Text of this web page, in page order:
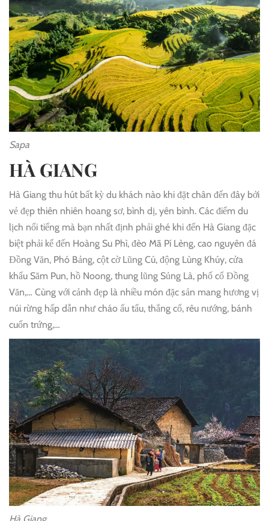
Sapa
HÀ GIANG
Hà Giang thu hút bất kỳ du khách nào khi đặt chân đến đây bởi
vẻ đẹp thiên nhiên hoang sơ, bình dị, yên bình. Các điểm du
lịch nổi tiếng mà bạn nhất định phải ghé khi đến Hà Giang đặc
biệt phải kể đến Hoàng Su Phì, đèo Mã Pí Lèng, cao nguyên đá
Đồng Văn, Phó Bảng, cột cờ Lũng Cú, động Lùng Khúy, cửa
khẩu Săm Pun, hồ Noong, thung lũng Sủng Là, phố cổ Đồng
Văn,… Cùng với cảnh đẹp là nhiều món đặc sản mang hương vị
núi rừng hấp dẫn như cháo ấu tẩu, thắng cố, rêu nướng, bánh
cuốn trứng,…
Hà Giang